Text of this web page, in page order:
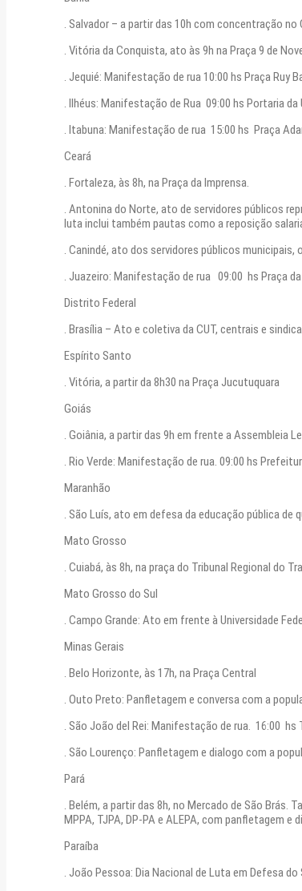
. Salvador – a partir das 10h com concentração
. Vitória da Conquista, ato às 9h na Praça 9 de
. Jequié: Manifestação de rua 10:00 hs Praça Ruy
. Ilhéus: Manifestação de Rua 09:00 hs Portaria
. Itabuna: Manifestação de rua 15:00 hs Praça
Ceará
. Fortaleza, às 8h, na Praça da Imprensa.
. Antonina do Norte, ato de servidores públicos
luta inclui também pautas como a reposição
. Canindé, ato dos servidores públicos
. Juazeiro: Manifestação de rua 09:00 hs Praça
Distrito Federal
. Brasília – Ato e coletiva da CUT, centrais e
Espírito Santo
. Vitória, a partir da 8h30 na Praça Jucutuquara
Goiás
. Goiânia, a partir das 9h em frente a Assembleia
. Rio Verde: Manifestação de rua. 09:00 hs
Maranhão
. São Luís, ato em defesa da educação pública
Mato Grosso
. Cuiabá, às 8h, na praça do Tribunal Regional do
Mato Grosso do Sul
. Campo Grande: Ato em frente à Universidade
Minas Gerais
. Belo Horizonte, às 17h, na Praça Central
. Outo Preto: Panfletagem e conversa com a
. São João del Rei: Manifestação de rua. 16:00 hs
. São Lourenço: Panfletagem e dialogo com a
Pará
. Belém, a partir das 8h, no Mercado de São Brás.
MPPA, TJPA, DP-PA e ALEPA, com panfletagem
Paraíba
. João Pessoa: Dia Nacional de Luta em Defesa